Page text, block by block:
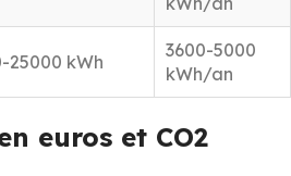
25000 kWh
3600-5000
kWh/an
euros et CO2